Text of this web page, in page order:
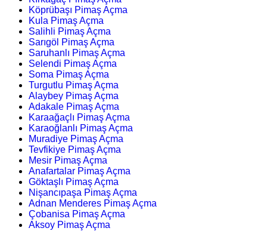
Köprübaşı Pimaş Açma
Kula Pimaş Açma
Salihli Pimaş Açma
Sarıgöl Pimaş Açma
Saruhanlı Pimaş Açma
Selendi Pimaş Açma
Soma Pimaş Açma
Turgutlu Pimaş Açma
Alaybey Pimaş Açma
Adakale Pimaş Açma
Karaağaçlı Pimaş Açma
Karaoğlanlı Pimaş Açma
Muradiye Pimaş Açma
Tevfikiye Pimaş Açma
Mesir Pimaş Açma
Anafartalar Pimaş Açma
Göktaşlı Pimaş Açma
Nişancıpaşa Pimaş Açma
Adnan Menderes Pimaş Açma
Çobanisa Pimaş Açma
Aksoy Pimaş Açma